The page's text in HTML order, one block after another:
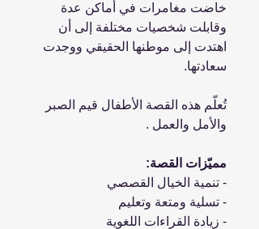
خاضت مغامرات في أماكن عدة
وقابلت شخصيات مختلفة إلى أن
اهتدت إلى موطنها الحقيقي ووجدت
سعادتها.
تُعلّم هذه القصة الأطفال قيم الصبر
والأمل والعمل .
مميّزات القصة:
- تنمية الخيال القصصي
- تسلية ومتعة وتعليم
- زيادة القراءات اللغوية